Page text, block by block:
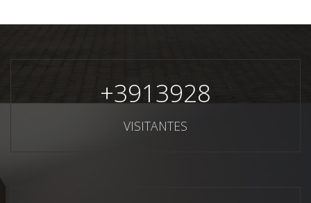
+3913928
VISITANTES